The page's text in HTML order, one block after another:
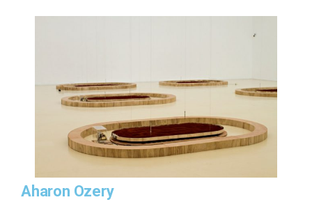
Aharon Ozery